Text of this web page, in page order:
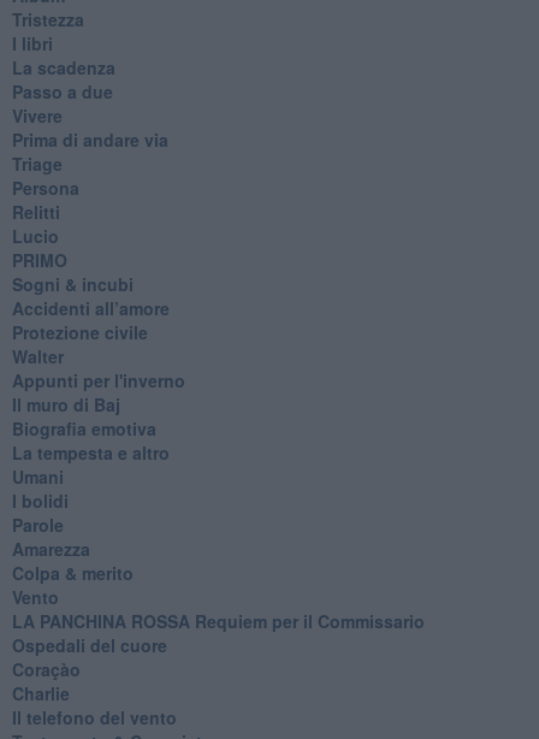
Tristezza
I libri
La scadenza
Passo a due
Vivere
Prima di andare via
Triage
Persona
Relitti
Lucio
PRIMO
Sogni & incubi
Accidenti all’amore
Protezione civile
Walter
Appunti per l'inverno
Il muro di Baj
Biografia emotiva
La tempesta e altro
Umani
I bolidi
Parole
Amarezza
Colpa & merito
Vento
​LA PANCHINA ROSSA Requiem per il Commissario
Ospedali del cuore
Coraçào
Charlie
Il telefono del vento